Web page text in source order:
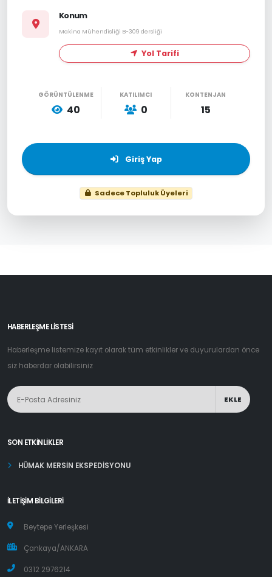
Konum
Makina Mühendisliği B-309 dersliği
Yol Tarifi
GÖRÜNTÜLENME
40
KATILIMCI
0
KONTENJAN
15
Giriş Yap
Sadece Topluluk Üyeleri
HABERLEŞME LİSTESİ
Haberleşme listemize kayıt olarak tüm etkinlikler ve duyurulardan önce
siz haberdar olabilirsiniz
EKLE
SON ETKINLIKLER
HÜMAK MERSİN EKSPEDİSYONU
İLETIŞIM BILGILERI
Beytepe Yerleşkesi
Çankaya/ANKARA
0312 2976214